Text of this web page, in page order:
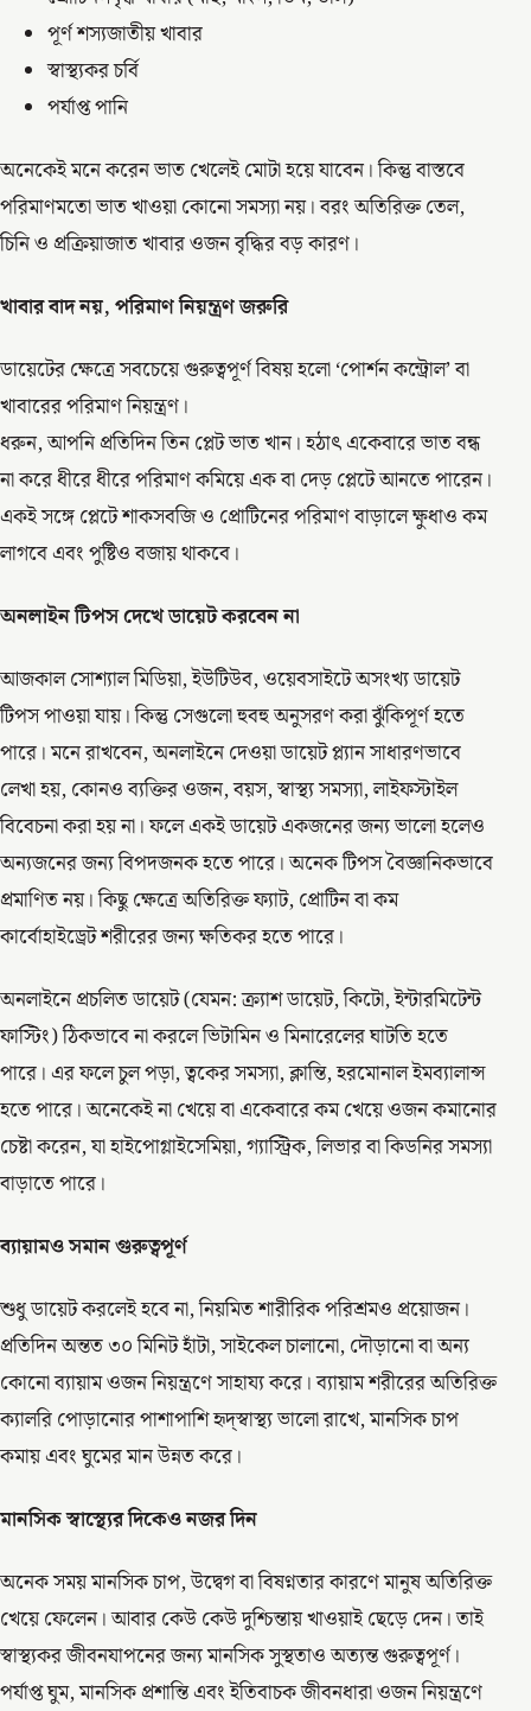
পূর্ণ শস্যজাতীয় খাবার
স্বাস্থ্যকর চর্বি
পর্যাপ্ত পানি
অনেকেই মনে করেন ভাত খেলেই মোটা হয়ে যাবেন। কিন্তু বাস্তবে
পরিমাণমতো ভাত খাওয়া কোনো সমস্যা নয়। বরং অতিরিক্ত তেল,
চিনি ও প্রক্রিয়াজাত খাবার ওজন বৃদ্ধির বড় কারণ।
খাবার বাদ নয়, পরিমাণ নিয়ন্ত্রণ জরুরি
ডায়েটের ক্ষেত্রে সবচেয়ে গুরুত্বপূর্ণ বিষয় হলো ‘পোর্শন কন্ট্রোল’ বা
খাবারের পরিমাণ নিয়ন্ত্রণ।
ধরুন, আপনি প্রতিদিন তিন প্লেট ভাত খান। হঠাৎ একেবারে ভাত বন্ধ
না করে ধীরে ধীরে পরিমাণ কমিয়ে এক বা দেড় প্লেটে আনতে পারেন।
একই সঙ্গে প্লেটে শাকসবজি ও প্রোটিনের পরিমাণ বাড়ালে ক্ষুধাও কম
লাগবে এবং পুষ্টিও বজায় থাকবে।
অনলাইন টিপস দেখে ডায়েট করবেন না
আজকাল সোশ্যাল মিডিয়া, ইউটিউব, ওয়েবসাইটে অসংখ্য ডায়েট
টিপস পাওয়া যায়। কিন্তু সেগুলো হুবহু অনুসরণ করা ঝুঁকিপূর্ণ হতে
পারে। মনে রাখবেন, অনলাইনে দেওয়া ডায়েট প্ল্যান সাধারণভাবে
লেখা হয়, কোনও ব্যক্তির ওজন, বয়স, স্বাস্থ্য সমস্যা, লাইফস্টাইল
বিবেচনা করা হয় না। ফলে একই ডায়েট একজনের জন্য ভালো হলেও
অন্যজনের জন্য বিপদজনক হতে পারে। অনেক টিপস বৈজ্ঞানিকভাবে
প্রমাণিত নয়। কিছু ক্ষেত্রে অতিরিক্ত ফ্যাট, প্রোটিন বা কম
কার্বোহাইড্রেট শরীরের জন্য ক্ষতিকর হতে পারে।
অনলাইনে প্রচলিত ডায়েট (যেমন: ক্র্যাশ ডায়েট, কিটো, ইন্টারমিটেন্ট
ফাস্টিং) ঠিকভাবে না করলে ভিটামিন ও মিনারেলের ঘাটতি হতে
পারে। এর ফলে চুল পড়া, ত্বকের সমস্যা, ক্লান্তি, হরমোনাল ইমব্যালান্স
হতে পারে। অনেকেই না খেয়ে বা একেবারে কম খেয়ে ওজন কমানোর
চেষ্টা করেন, যা হাইপোগ্লাইসেমিয়া, গ্যাস্ট্রিক, লিভার বা কিডনির সমস্যা
বাড়াতে পারে।
ব্যায়ামও সমান গুরুত্বপূর্ণ
শুধু ডায়েট করলেই হবে না, নিয়মিত শারীরিক পরিশ্রমও প্রয়োজন।
প্রতিদিন অন্তত ৩০ মিনিট হাঁটা, সাইকেল চালানো, দৌড়ানো বা অন্য
কোনো ব্যায়াম ওজন নিয়ন্ত্রণে সাহায্য করে। ব্যায়াম শরীরের অতিরিক্ত
ক্যালরি পোড়ানোর পাশাপাশি হৃদ্‌স্বাস্থ্য ভালো রাখে, মানসিক চাপ
কমায় এবং ঘুমের মান উন্নত করে।
মানসিক স্বাস্থ্যের দিকেও নজর দিন
অনেক সময় মানসিক চাপ, উদ্বেগ বা বিষণ্নতার কারণে মানুষ অতিরিক্ত
খেয়ে ফেলেন। আবার কেউ কেউ দুশ্চিন্তায় খাওয়াই ছেড়ে দেন। তাই
স্বাস্থ্যকর জীবনযাপনের জন্য মানসিক সুস্থতাও অত্যন্ত গুরুত্বপূর্ণ।
পর্যাপ্ত ঘুম, মানসিক প্রশান্তি এবং ইতিবাচক জীবনধারা ওজন নিয়ন্ত্রণে